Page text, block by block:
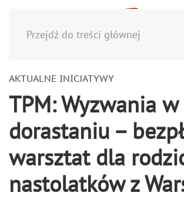
Przejdź do treści głównej
AKTUALNE INICJATYWY
TPM: Wyzwania w
dorastaniu –
warsztat dla
nastolatków z